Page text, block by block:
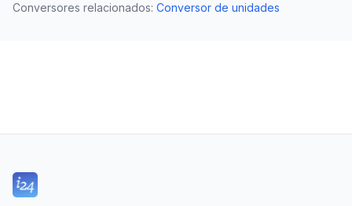
Conversores relacionados: Conversor de unidades